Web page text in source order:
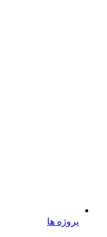
پروژه ها